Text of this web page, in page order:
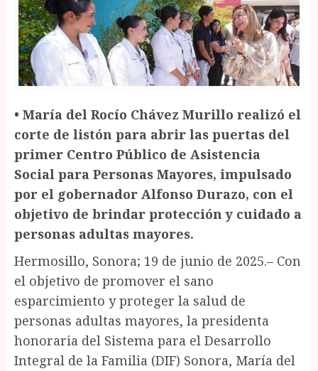
•⁠ ⁠María del Rocío Chávez Murillo realizó el
corte de listón para abrir las puertas del
primer Centro Público de Asistencia
Social para Personas Mayores, impulsado
por el gobernador Alfonso Durazo, con el
objetivo de brindar protección y cuidado a
personas adultas mayores.
Hermosillo, Sonora; 19 de junio de 2025.– Con
el objetivo de promover el sano
esparcimiento y proteger la salud de
personas adultas mayores, la presidenta
honoraria del Sistema para el Desarrollo
Integral de la Familia (DIF) Sonora, María del